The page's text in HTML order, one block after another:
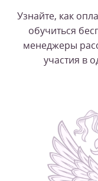
Узнайте, как
обучиться
менеджеры
участия в